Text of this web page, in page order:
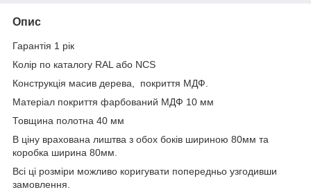
Опис
Гарантія 1 рік
Колір по каталогу RAL або NCS
Конструкція масив дерева, покриття МДФ.
Матеріал покриття фарбований МДФ 10 мм
Товщина полотна 40 мм
В ціну врахована лиштва з обох боків шириною 80мм та
коробка ширина 80мм.
Всі ці розміри можливо коригувати попередньо узгодивши
замовлення.